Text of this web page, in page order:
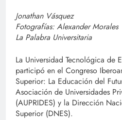
Jonathan Vásquez
Fotografías: Alexander Morales
La Palabra Universitaria
La Universidad Tecnológica de
participó en el Congreso
Superior: La Educación del
Asociación de Universidades
(AUPRIDES) y la Dirección
Superior (DNES).